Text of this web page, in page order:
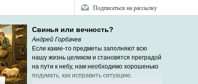
Подписаться на рассылку
Свинья или вечность?
Андрей Горбачев
Если какие-то предметы заполняют всю
нашу жизнь целиком и становятся преградой
на пути к небу, нам необходимо хорошенько
подумать, как исправить ситуацию.